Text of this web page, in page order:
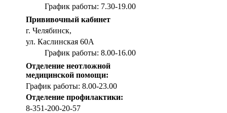
График работы: 7.30-19.00
Прививочный кабинет
г. Челябинск,
ул. Каслинская 60А
График работы: 8.00-16.00
Отделение неотложной
медицинской помощи:
График работы: 8.00-23.00
Отделение профилактики:
8-351-200-20-57